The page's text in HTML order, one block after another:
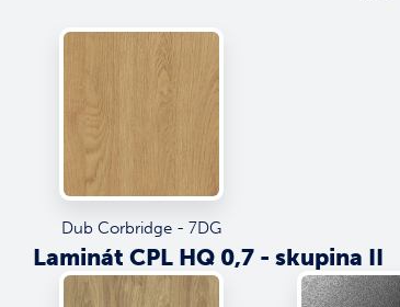
Dub Corbridge - 7DG
Laminát CPL HQ 0,7 - skupina II